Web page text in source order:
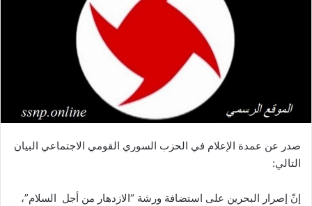
صدر عن عمدة الإعلام في الحزب السوري القومي الاجتماعي البيان
التالي:
إنّ إصرار البحرين على استضافة ورشة “الازدهار من أجل السلام”،